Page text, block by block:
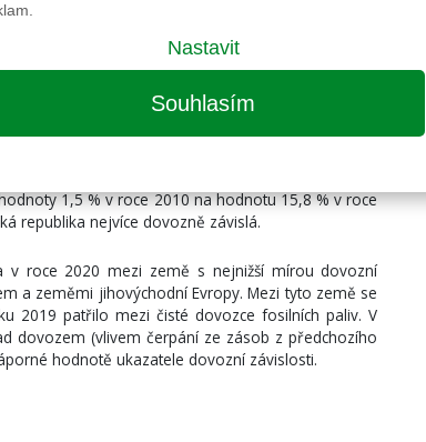
paliv je uvedena v následujících kapitolách. V
samostatně nezjišťuje, protože by docházelo
hodnotu dovozní závislosti pevných fosilních
většinu jeho spotřeby. Vedlejším produktem
využíval v chemickém průmyslu. Částečný dovoz
na Polsku, Německu, Slovensku a Ukrajině.
v roce 2010. Od tohoto roku se hnědouhelné
Dovozní závislost pevných fosilních paliv z
1,5 % v roce 2010 na hodnotu 15,8 % v roce
republika nejvíce dovozně závislá.
v roce 2020 mezi země s nejnižší mírou dovozní
a zeměmi jihovýchodní Evropy. Mezi tyto země se
2019 patřilo mezi čisté dovozce fosilních paliv. V
dovozem (vlivem čerpání ze zásob z předchozího
hodnotě ukazatele dovozní závislosti.
Nastavit
Souhlasím